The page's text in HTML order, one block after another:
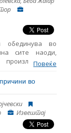
обединува во
сите наоди,
од
во Поглавјето
Ова е седми
Институтот за
земајќи ги
на
Повеќе
во
Извештај